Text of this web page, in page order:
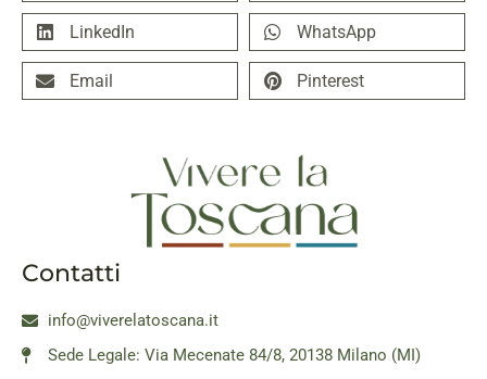
LinkedIn WhatsApp
Email Pinterest
Contatti
info@viverelatoscana.it
Sede Legale: Via Mecenate 84/8, 20138 Milano (MI)